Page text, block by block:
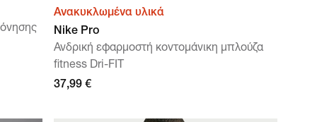
Ανακυκλωμένα υλικά
Nike Pro
Ανδρική εφαρμοστή κοντομάνικη μπλούζα
fitness Dri-FIT
37,99 €